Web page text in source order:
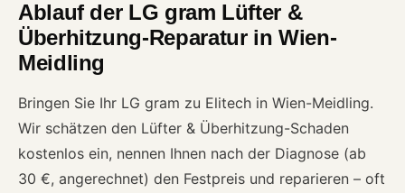
Ablauf der LG gram Lüfter &
Überhitzung-Reparatur in Wien-
Meidling
Bringen Sie Ihr LG gram zu Elitech in Wien-Meidling.
Wir schätzen den Lüfter & Überhitzung-Schaden
kostenlos ein, nennen Ihnen nach der Diagnose (ab
30 €, angerechnet) den Festpreis und reparieren – oft